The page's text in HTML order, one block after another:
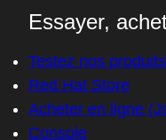
Essayer,
Testez nos produits
Red Hat Store
Acheter en ligne
Console